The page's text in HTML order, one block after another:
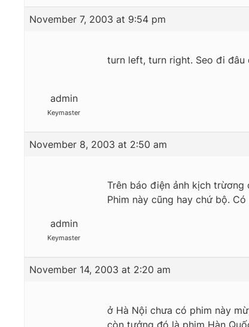
November 7, 2003 at 9:54 pm
admin
Keymaster
turn left, turn right. Seo đi
November 8, 2003 at 2:50 am
admin
Keymaster
Trên báo điện ảnh kịch
Phim này cũng hay chứ bộ.
November 14, 2003 at 2:20 am
ở Hà Nội chưa có phim này